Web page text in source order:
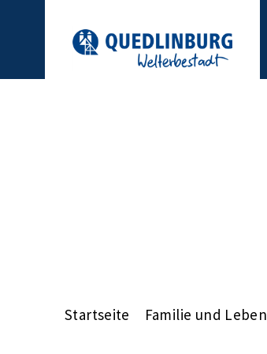
Startseite Familie und Leben